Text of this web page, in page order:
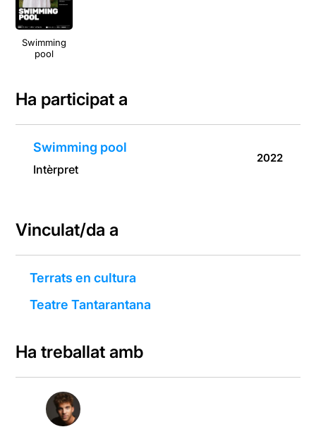
Swimming
pool
Ha participat a
Swimming pool
Intèrpret
2022
Vinculat/da a
Terrats en cultura
Teatre Tantarantana
Ha treballat amb